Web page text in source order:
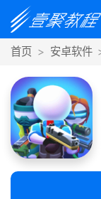
首页 安卓软件